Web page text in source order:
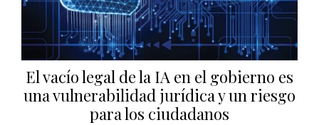
El vacío legal de la IA en el gobierno es
una vulnerabilidad jurídica y un riesgo
para los ciudadanos